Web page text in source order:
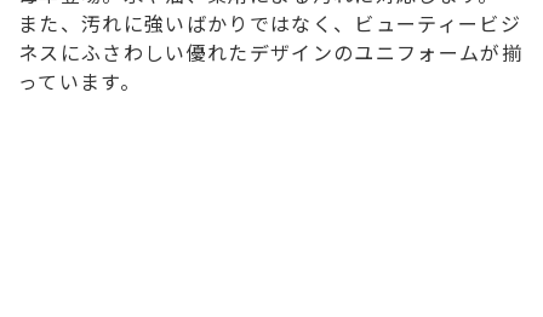
また、汚れに強いばかりではなく、ビューティービジ
ネスにふさわしい優れたデザインのユニフォームが揃
っています。